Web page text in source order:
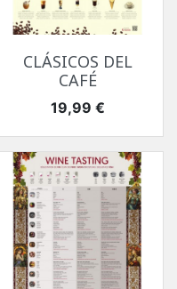
CLÁSICOS DEL
CAFÉ
Precio
19,99 €